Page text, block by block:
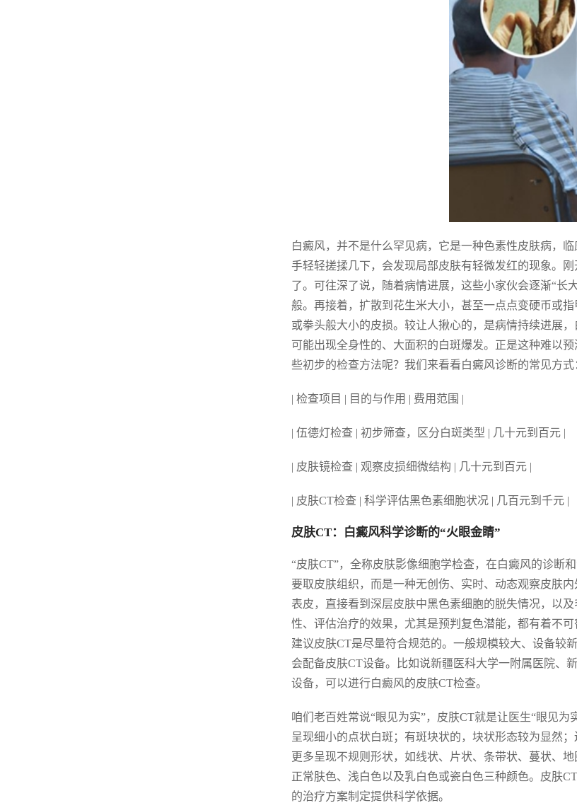
白癜风，并不是什么罕见病，它是一种色素性皮肤病，
手轻轻搓揉几下，会发现局部皮肤有轻微发红的现象。
了。可往深了说，随着病情进展，这些小家伙会逐渐“长
般。再接着，扩散到花生米大小，甚至一点点变硬币或
或拳头般大小的皮损。较让人揪心的，是病情持续进展
可能出现全身性的、大面积的白斑爆发。正是这种难以
些初步的检查方法呢？我们来看看白癜风诊断的常见方式
| 检查项目 | 目的与作用 | 费用范围 |
| 伍德灯检查 | 初步筛查，区分白斑类型 | 几十元到百元 |
| 皮肤镜检查 | 观察皮损细微结构 | 几十元到百元 |
| 皮肤CT检查 | 科学评估黑色素细胞状况 | 几百元到千元 |
皮肤CT：白癜风科学诊断的“火眼金睛”
“皮肤CT”，全称皮肤影像细胞学检查，在白癜风的诊断
要取皮肤组织，而是一种无创伤、实时、动态观察皮肤
表皮，直接看到深层皮肤中黑色素细胞的脱失情况，以
性、评估治疗的效果，尤其是预判复色潜能，都有着不
建议皮肤CT是尽量符合规范的。一般规模较大、设备较
会配备皮肤CT设备。比如说新疆医科大学一附属医院、
设备，可以进行白癜风的皮肤CT检查。
咱们老百姓常说“眼见为实”，皮肤CT就是让医生“眼见
呈现细小的点状白斑；有斑块状的，块状形态较为显然
更多呈现不规则形状，如线状、片状、条带状、蔓状、
正常肤色、浅白色以及乳白色或瓷白色三种颜色。皮肤
的治疗方案制定提供科学依据。